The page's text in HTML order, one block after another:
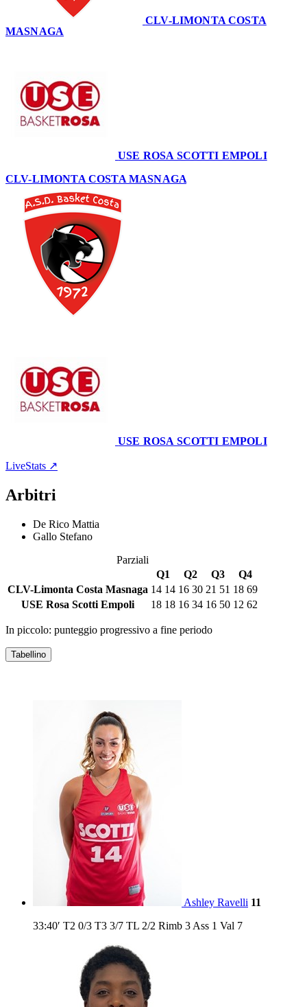
CLV-LIMONTA COSTA
MASNAGA
USE ROSA SCOTTI EMPOLI
CLV-LIMONTA COSTA MASNAGA
USE ROSA SCOTTI EMPOLI
LiveStats ↗
Arbitri
De Rico Mattia
Gallo Stefano
Parziali
Q1
Q2 Q3
Q4
CLV-Limonta Costa Masnaga 14 14 16 30 21 51 18 69
USE Rosa Scotti Empoli
18 18 16 34 16 50 12 62
In piccolo: punteggio progressivo a fine periodo
Tabellino
Ashley Ravelli 11
33:40′ T2 0/3 T3 3/7 TL 2/2 Rimb 3 Ass 1 Val 7